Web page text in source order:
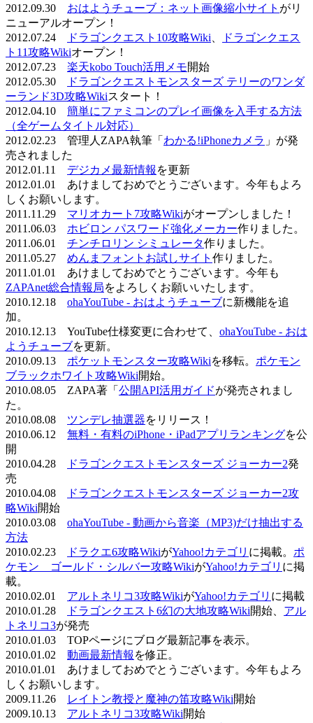
2012.09.30 おはようチューブ：ネット画像縮小サイト がリ
ニューアルオープン！
2012.07.24
ドラゴンクエスト10攻略Wiki
ドラゴンクエス
ト11攻略Wikiオープン！
2012.07.23 楽天kobo Touch活用メモ開始
2012.05.30
ドラゴンクエストモンスターズ テリーのワンダ
ーランド3D攻略Wikiスタート！
2012.04.10 簡単にファミコンのプレイ画像を入手する方法
（全ゲームタイトル対応）
2012.02.23 管理人ZAPA執筆「 わかる!iPhoneカメラ 」が発
売されました
2012.01.11 デジカメ最新情報 を更新
2012.01.01 あけましておめでとうございます。今年もよろ
しくお願いします。
2011.11.29 マリオカート7攻略Wikiがオープンしました！
2011.06.03 ホビロン パスワード強化メーカー作りました。
2011.06.01 チンチロリン シミュレータ作りました。
2011.05.27 めんまフォントお試しサイト 作りました。
2011.01.01 あけましておめでとうございます。今年も
ZAPAnet総合情報局をよろしくお願いいたします。
2010.12.18 ohaYouTube - おはようチューブに新機能を追
加。
2010.12.13 YouTube仕様変更に合わせて、 ohaYouTube - おは
ようチューブを更新。
2010.09.13 ポケットモンスター攻略Wikiを移転。 ポケモン
ブラックホワイト攻略Wiki開始。
2010.08.05 ZAPA著「 公開API活用ガイドが発売されまし
た。
2010.08.08 ツンデレ抽選器をリリース！
2010.06.12 無料・有料のiPhone・iPadアプリランキングを公
開
2010.04.28
ドラゴンクエストモンスターズ ジョーカー2発
売
2010.04.08
ドラゴンクエストモンスターズ ジョーカー2攻
略Wiki開始
2010.03.08 ohaYouTube - 動画から音楽（MP3)だけ抽出する
方法
2010.02.23
ドラクエ6攻略WikiがYahoo!カテゴリ に掲載。 ポ
ケモン ゴールド・シルバー攻略WikiがYahoo!カテゴリ に掲
載。
2010.02.01 アルトネリコ3攻略WikiがYahoo!カテゴリ に掲載
2010.01.28
ドラゴンクエスト6幻の大地攻略Wiki開始、 アル
トネリコ3が発売
2010.01.03 TOPページにブログ最新記事を表示。
2010.01.02 動画最新情報 を修正。
2010.01.01 あけましておめでとうございます。今年もよろ
しくお願いします。
2009.11.26
レイトン教授と魔神の笛攻略Wiki開始
2009.10.13 アルトネリコ3攻略Wiki開始